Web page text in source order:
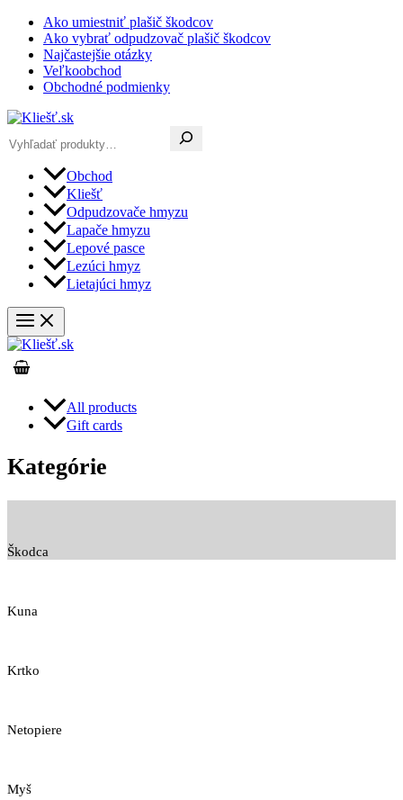
Preskočiť
obsah
Ako umiestniť plašič škodcov
Ako vybrať odpudzovač plašič škodcov
Najčastejšie otázky
Veľkoobchod
Obchodné podmienky
Obchod
Kliešť
Odpudzovače hmyzu
Lapače hmyzu
Lepové pasce
Lezúci hmyz
Lietajúci hmyz
All products
Gift cards
Kategórie
Škodca
Kuna
Krtko
Netopiere
Myš